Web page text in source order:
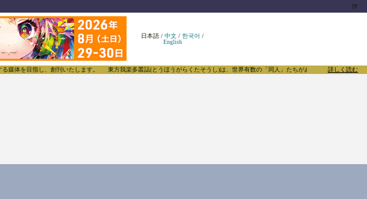
🍺
日本語 /中文 /한국어 /
English
を目指し、創刊いたします。 東方我楽多叢誌(とうほうがらくたそうし)は、世界有数の「同人」たちがあふれる東方Projectにつ
詳しく読む